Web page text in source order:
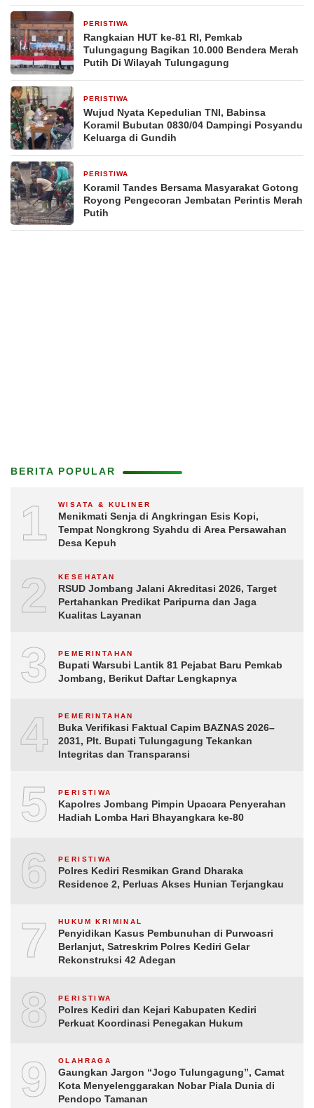
PERISTIWA
Rangkaian HUT ke-81 RI, Pemkab
Tulungagung Bagikan 10.000 Bendera Merah
Putih Di Wilayah Tulungagung
PERISTIWA
Wujud Nyata Kepedulian TNI, Babinsa
Koramil Bubutan 0830/04 Dampingi Posyandu
Keluarga di Gundih
PERISTIWA
Koramil Tandes Bersama Masyarakat Gotong
Royong Pengecoran Jembatan Perintis Merah
Putih
BERITA POPULAR
1 WISATA & KULINER
Menikmati Senja di Angkringan Esis Kopi,
Tempat Nongkrong Syahdu di Area Persawahan
Desa Kepuh
2 KESEHATAN
RSUD Jombang Jalani Akreditasi 2026, Target
Pertahankan Predikat Paripurna dan Jaga
Kualitas Layanan
3 PEMERINTAHAN
Bupati Warsubi Lantik 81 Pejabat Baru Pemkab
Jombang, Berikut Daftar Lengkapnya
4 PEMERINTAHAN
Buka Verifikasi Faktual Capim BAZNAS 2026–
2031, Plt. Bupati Tulungagung Tekankan
Integritas dan Transparansi
5 PERISTIWA
Kapolres Jombang Pimpin Upacara Penyerahan
Hadiah Lomba Hari Bhayangkara ke-80
6 PERISTIWA
Polres Kediri Resmikan Grand Dharaka
Residence 2, Perluas Akses Hunian Terjangkau
7 HUKUM KRIMINAL
Penyidikan Kasus Pembunuhan di Purwoasri
Berlanjut, Satreskrim Polres Kediri Gelar
Rekonstruksi 42 Adegan
8 PERISTIWA
Polres Kediri dan Kejari Kabupaten Kediri
Perkuat Koordinasi Penegakan Hukum
9 OLAHRAGA
Gaungkan Jargon “Jogo Tulungagung”, Camat
Kota Menyelenggarakan Nobar Piala Dunia di
Pendopo Tamanan